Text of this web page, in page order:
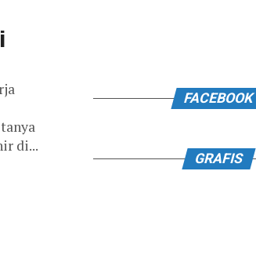
di...
FACEBOOK
GRAFIS